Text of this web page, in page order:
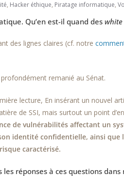
, Hacker éthique, Piratage informatique,
Qu’en est-il quand des
des lignes claires (cf. notre
remanié au Sénat.
lecture, En insérant un nouvel
de SSI, mais surtout un point
de vulnérabilités affectant un
identité confidentielle, ainsi
caractérisé.
réponses à ces questions dans